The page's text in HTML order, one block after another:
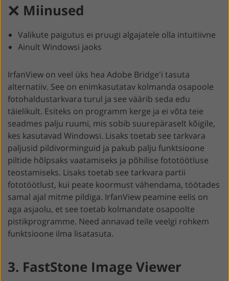
Miinused
Valikute paigutus ei pruugi algajatele olla intuitiivne
Ainult Windowsi jaoks
IrfanView on veel üks hea Adobe Bridge'i tasuta
alternatiiv. See on enimkasutatav kolmanda osapoole
fotohaldustarkvara turul ja see väärib seda edu
täielikult. Esiteks on programm kerge ja ei võta teie
seadmes palju ruumi, mis sobib suurepäraselt kõigile,
kes kasutavad Windowsi. Lisaks toetab see tarkvara
paljusid pildivorminguid ja pakub palju funktsioone
piltide hõlpsaks vaatamiseks ja põhilise fototöötluse
teostamiseks. Lisaks toetab see tarkvara partii
fototöötlust, kui peate koormust vähendama, töötades
samal ajal mitme pildiga. IrfanView peamine eelis on
aga asjaolu, et see toetab kolmandate osapoolte
pistikprogramme. Need annavad teile veelgi rohkem
funktsioone ilma lisatasuta.
3. FastStone Image Viewer